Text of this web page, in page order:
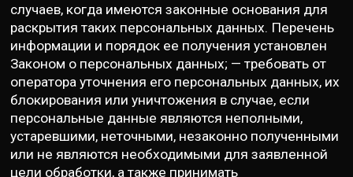
случаев, когда имеются законные основания для
раскрытия таких персональных данных. Перечень
информации и порядок ее получения установлен
Законом о персональных данных; — требовать от
оператора уточнения его персональных данных, их
блокирования или уничтожения в случае, если
персональные данные являются неполными,
устаревшими, неточными, незаконно полученными
или не являются необходимыми для заявленной
цели обработки, а также принимать